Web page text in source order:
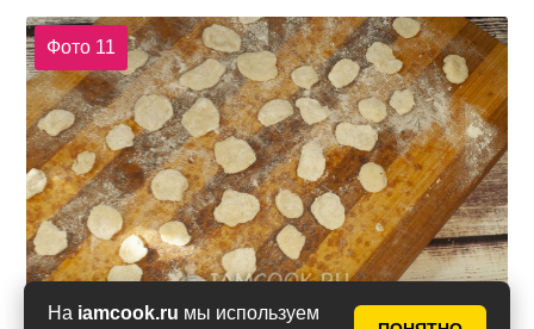
На iamcook.ru мы используем
Фото 11